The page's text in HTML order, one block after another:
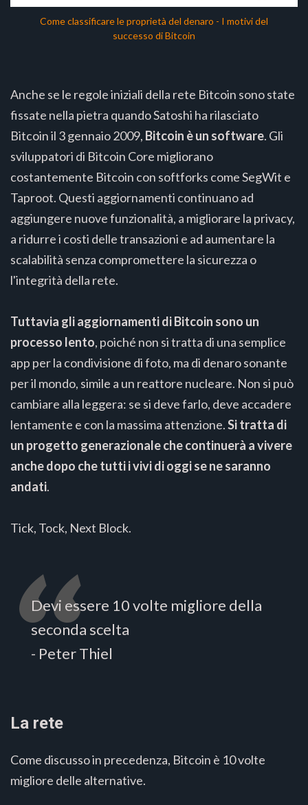
Come classificare le proprietà del denaro - I motivi del
successo di Bitcoin
Anche se le regole iniziali della rete Bitcoin sono state
fissate nella pietra quando Satoshi ha rilasciato
Bitcoin il 3 gennaio 2009, Bitcoin è un software. Gli
sviluppatori di Bitcoin Core migliorano
costantemente Bitcoin con softforks come SegWit e
Taproot. Questi aggiornamenti continuano ad
aggiungere nuove funzionalità, a migliorare la privacy,
a ridurre i costi delle transazioni e ad aumentare la
scalabilità senza compromettere la sicurezza o
l'integrità della rete.
Tuttavia gli aggiornamenti di Bitcoin sono un
processo lento, poiché non si tratta di una semplice
app per la condivisione di foto, ma di denaro sonante
per il mondo, simile a un reattore nucleare. Non si può
cambiare alla leggera: se si deve farlo, deve accadere
lentamente e con la massima attenzione.Si tratta di
un progetto generazionale che continuerà a vivere
anche dopo che tutti i vivi di oggi se ne saranno
andati.
Tick, Tock, Next Block.
Devi essere 10 volte migliore della
seconda scelta
- Peter Thiel
La rete
Come discusso in precedenza, Bitcoin è 10 volte
migliore delle alternative.